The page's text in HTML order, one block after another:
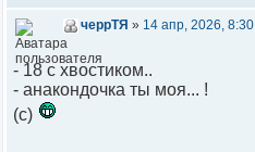
черрТЯ » 14 апр, 2026, 8:30
- 18 с хвостиком..
- анакондочка ты моя... !
(с)